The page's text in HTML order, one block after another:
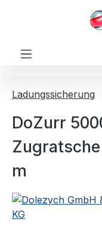
Ladungssicherung
DoZurr
m